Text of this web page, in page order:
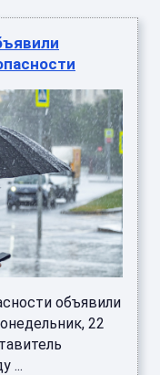
объявили
22
...